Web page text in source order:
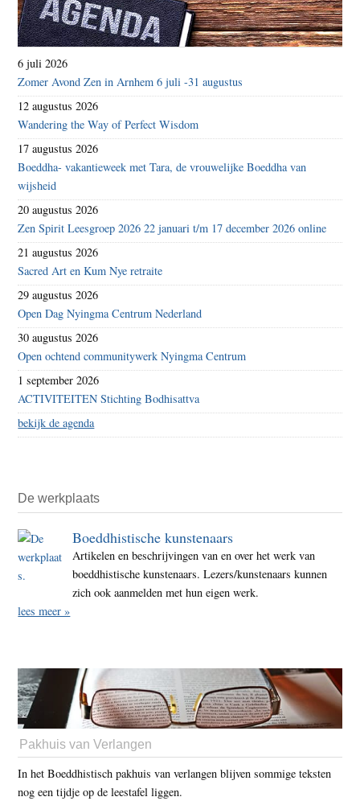
6 juli 2026
Zomer Avond Zen in Arnhem 6 juli -31 augustus
12 augustus 2026
Wandering the Way of Perfect Wisdom
17 augustus 2026
Boeddha- vakantieweek met Tara, de vrouwelijke Boeddha van
wijsheid
20 augustus 2026
Zen Spirit Leesgroep 2026 22 januari t/m 17 december 2026 online
21 augustus 2026
Sacred Art en Kum Nye retraite
29 augustus 2026
Open Dag Nyingma Centrum Nederland
30 augustus 2026
Open ochtend communitywerk Nyingma Centrum
1 september 2026
ACTIVITEITEN Stichting Bodhisattva
bekijk de agenda
De werkplaats
Boeddhistische kunstenaars
Artikelen en beschrijvingen van en over het werk van
boeddhistische kunstenaars. Lezers/kunstenaars kunnen
zich ook aanmelden met hun eigen werk.
lees meer »
Pakhuis van Verlangen
In het Boeddhistisch pakhuis van verlangen blijven sommige teksten
nog een tijdje op de leestafel liggen.